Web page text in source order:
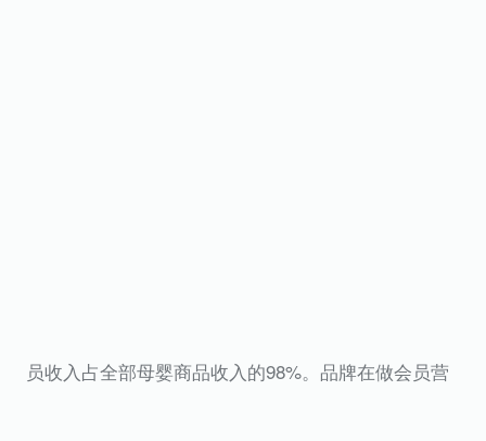
员收入占全部母婴商品收入的98%。品牌在做会员营